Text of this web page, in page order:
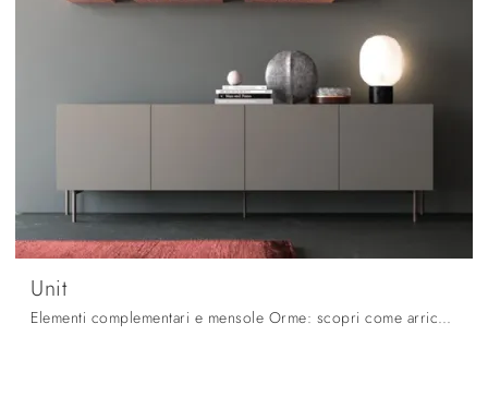
Unit
Elementi complementari e mensole Orme: scopri come arricchire i tuoi interni moderni con il modello Unit.